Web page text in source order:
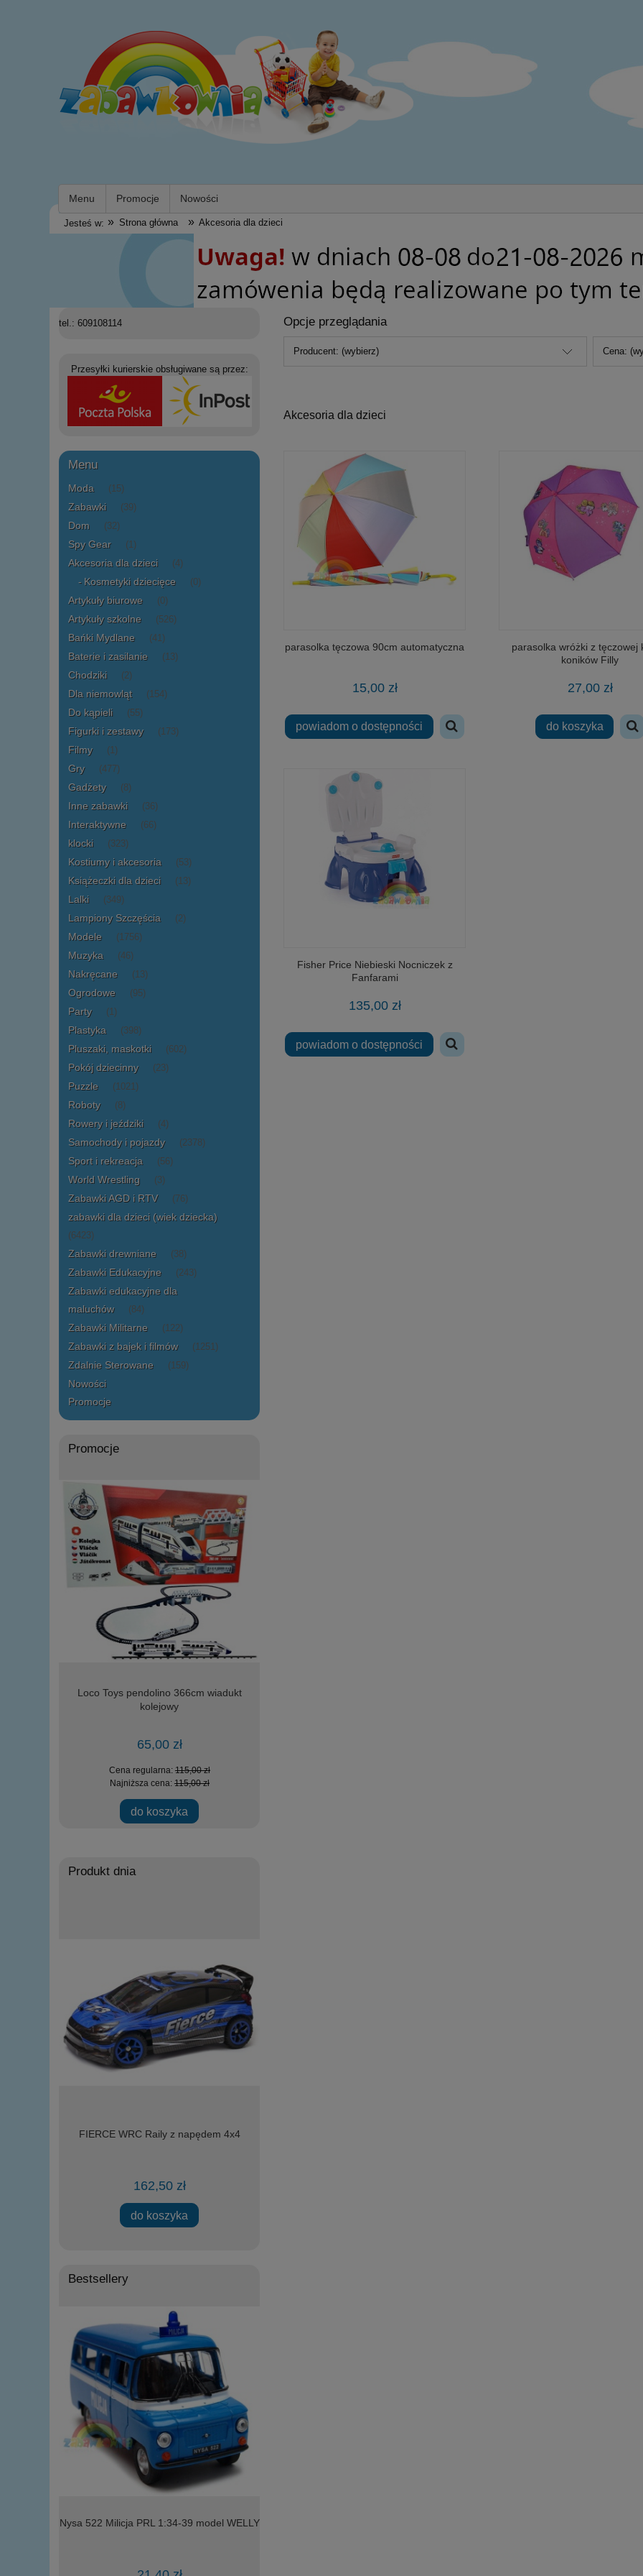
Menu Promocje Nowości
Jesteś w: » Strona główna » Akcesoria dla dzieci
tel.: 609108114
Przesyłki kurierskie obsługiwane są przez:
Menu
Moda (15)
Zabawki (39)
Dom (32)
Spy Gear (1)
Akcesoria dla dzieci (4)
Kosmetyki dziecięce (0)
Artykuły biurowe (0)
Artykuły szkolne (526)
Bańki Mydlane (41)
Baterie i zasilanie (13)
Chodziki (2)
Dla niemowląt (154)
Do kąpieli (55)
Figurki i zestawy (173)
Filmy (1)
Gry (477)
Gadżety (8)
Inne zabawki (36)
Interaktywne (66)
klocki (323)
Kostiumy i akcesoria (53)
Książeczki dla dzieci (13)
Lalki (349)
Lampiony Szczęścia (2)
Modele (1756)
Muzyka (46)
Nakręcane (13)
Ogrodowe (95)
Party (1)
Plastyka (398)
Pluszaki, maskotki (602)
Pokój dziecinny (23)
Puzzle (1021)
Roboty (8)
Rowery i jeździki (4)
Samochody i pojazdy (2378)
Sport i rekreacja (56)
World Wrestling (3)
Zabawki AGD i RTV (76)
zabawki dla dzieci (wiek dziecka)
(6423)
Zabawki drewniane (38)
Zabawki Edukacyjne (243)
Zabawki edukacyjne dla
maluchów
(84)
Zabawki Militarne (122)
Zabawki z bajek i filmów (1251)
Zdalnie Sterowane (159)
Nowości
Promocje
Promocje
Loco Toys pendolino 366cm wiadukt
kolejowy
65,00 zł
Cena regularna: 115,00 zł
Najniższa cena: 115,00 zł
do koszyka
Produkt dnia
FIERCE WRC Raily z napędem 4x4
162,50 zł
do koszyka
Bestsellery
Nysa 522 Milicja PRL 1:34-39 model WELLY
Opcje przeglądania
Producent: (wybierz) Cena:
Akcesoria dla dzieci
parasolka tęczowa 90cm automatyczna
15,00 zł
powiadom o dostępności
parasolka wróżki z tęczowej
koników Filly
27,00 zł
do koszyka
Fisher Price Niebieski Nocniczek z
Fanfarami
135,00 zł
powiadom o dostępności